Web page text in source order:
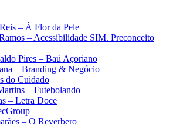
– À Flor da Pele
– Acessibilidade SIM. Preconceito
Pires – Baú Açoriano
– Branding & Negócio
do Cuidado
– Futebolando
– Letra Doce
– O Reverbero